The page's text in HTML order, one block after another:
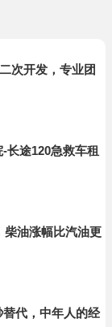
次开发，专业团
长途120急救车租
柴油涨幅比汽油更
代，中年人的经